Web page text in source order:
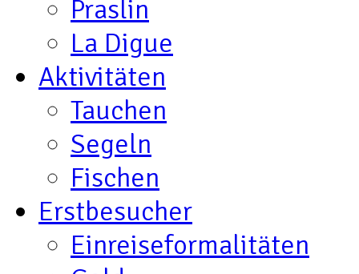
Praslin
La Digue
Aktivitäten
Tauchen
Segeln
Fischen
Erstbesucher
Einreiseformalitäten